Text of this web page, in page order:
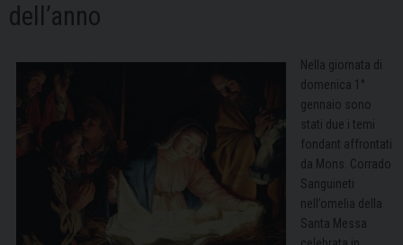
dell’anno
Nella giornata di
domenica 1°
gennaio sono
stati due i temi
fondant affrontati
da Mons. Corrado
Sanguineti
nell’omelia della
Santa Messa